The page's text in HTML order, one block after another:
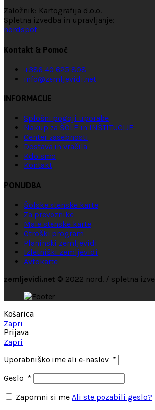
Založnik: Kartografija d.o.o.
Spletna izvedba in upravljanje:
nordspot
Kontakt & Pomoč
+386 40 625 808
info@zemljevidi.net
INFORMACIJE
Splošni pogoji uporabe
Nakup za ŠOLE in INŠTITUCIJE
Center zasebnosti
Dostava in vračila
Kdo smo
Kontakt
PONUDBA
Šolske stenske karte
Za prevoznike
Male stenske karte
Otroški program
Planinski zemljevidi
Izletniški zemljevidi
Avtokarte
zemljevidi.net © 2022 nord. / spletna
Košarica
Zapri
Prijava
Zapri
Uporabniško ime ali e-naslov *
Geslo *
Zapomni si me Ali ste pozabili geslo?